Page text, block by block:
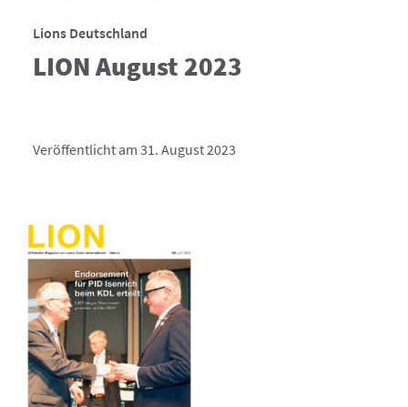
Lions Deutschland
LION August 2023
Veröffentlicht am 31. August 2023